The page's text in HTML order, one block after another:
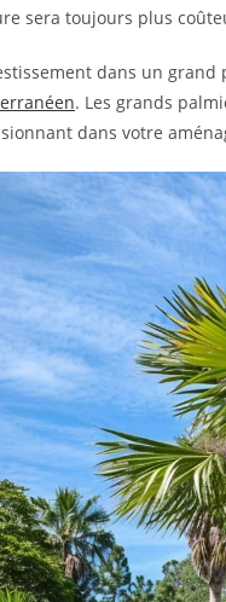
sera toujours plus
dans un
. Les grands
dans votre